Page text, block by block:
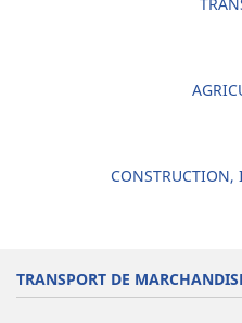
CONSTRUCTION,
TRANSPORT DE